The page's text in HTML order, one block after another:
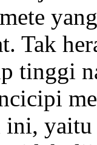
Tak
tinggi
yaitu